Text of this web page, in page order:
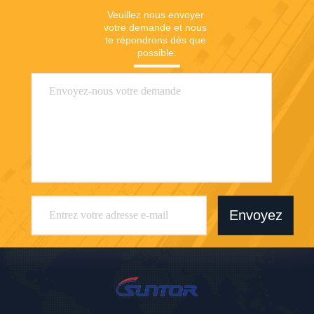
Veuillez nous envoyer
votre demande et nous
te répondrons dès que
possible.
Envoyez